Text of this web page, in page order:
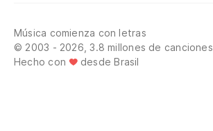
Música comienza con letras
© 2003 - 2026, 3.8 millones de canciones
Hecho con
desde Brasil